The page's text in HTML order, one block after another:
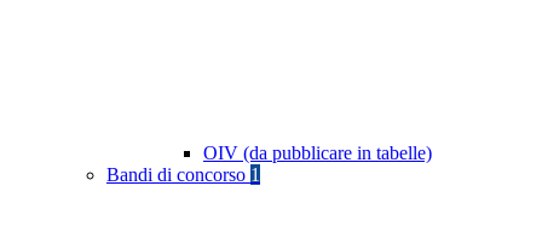
OIV (da pubblicare in tabelle)
Bandi di concorso 1